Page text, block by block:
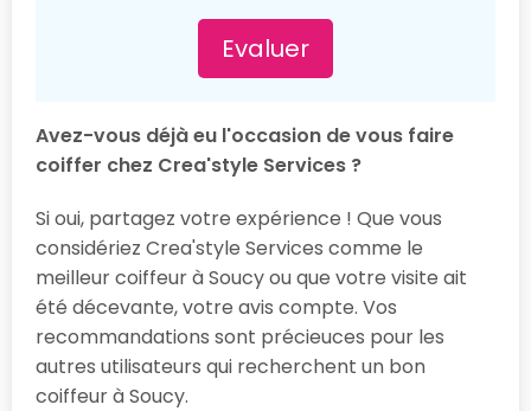
Evaluer
Avez-vous déjà eu l'occasion de vous faire
coiffer chez Crea'style Services ?
Si oui, partagez votre expérience ! Que vous
considériez Crea'style Services comme le
meilleur coiffeur à Soucy ou que votre visite ait
été décevante, votre avis compte. Vos
recommandations sont précieuces pour les
autres utilisateurs qui recherchent un bon
coiffeur à Soucy.